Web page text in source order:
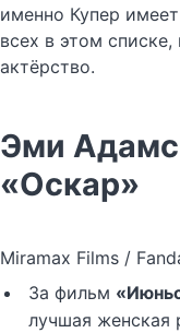
именно Купер
всех в этом
актёрство.
Эми
«Оскар»
Miramax Films /
За фильм
лучшая женская